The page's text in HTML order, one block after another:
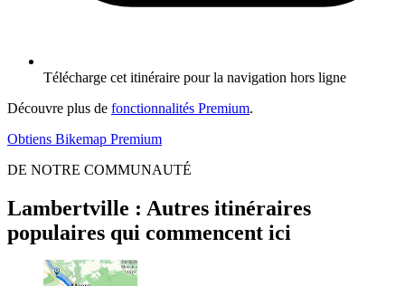
Télécharge cet itinéraire pour la navigation hors ligne
Découvre plus de fonctionnalités Premium.
Obtiens Bikemap Premium
DE NOTRE COMMUNAUTÉ
Lambertville : Autres itinéraires
populaires qui commencent ici